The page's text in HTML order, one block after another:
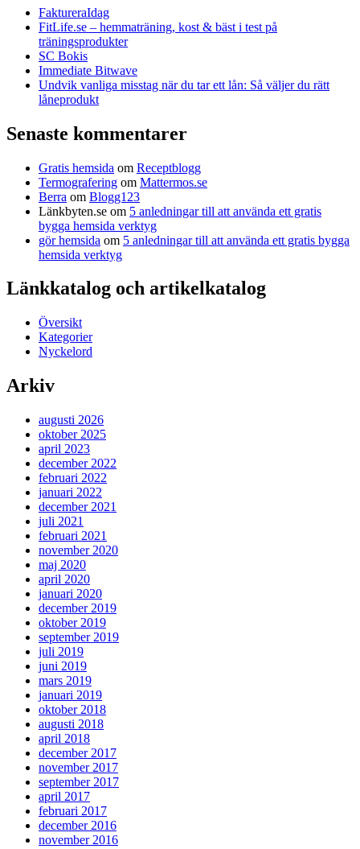
FaktureraIdag
FitLife.se – hemmaträning, kost & bäst i test på
träningsprodukter
SC Bokis
Immediate Bitwave
Undvik vanliga misstag när du tar ett lån: Så väljer du rätt
låneprodukt
Senaste kommentarer
Gratis hemsida om Receptblogg
Termografering om Mattermos.se
Berra om Blogg123
Länkbyten.se om 5 anledningar till att använda ett gratis
bygga hemsida verktyg
gör hemsida om 5 anledningar till att använda ett gratis bygga
hemsida verktyg
Länkkatalog och artikelkatalog
Översikt
Kategorier
Nyckelord
Arkiv
augusti 2026
oktober 2025
april 2023
december 2022
februari 2022
januari 2022
december 2021
juli 2021
februari 2021
november 2020
maj 2020
april 2020
januari 2020
december 2019
oktober 2019
september 2019
juli 2019
juni 2019
mars 2019
januari 2019
oktober 2018
augusti 2018
april 2018
december 2017
november 2017
september 2017
april 2017
februari 2017
december 2016
november 2016